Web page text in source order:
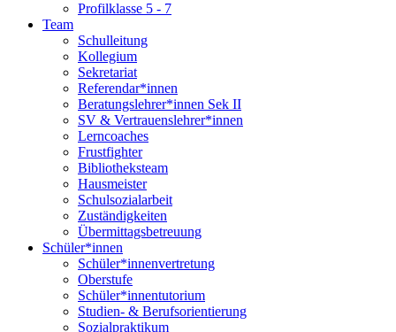
Profilklasse 5 - 7
Team
Schulleitung
Kollegium
Sekretariat
Referendar*innen
Beratungslehrer*innen Sek II
SV & Vertrauenslehrer*innen
Lerncoaches
Frustfighter
Bibliotheksteam
Hausmeister
Schulsozialarbeit
Zuständigkeiten
Übermittagsbetreuung
Schüler*innen
Schüler*innenvertretung
Oberstufe
Schüler*innentutorium
Studien- & Berufsorientierung
Sozialpraktikum